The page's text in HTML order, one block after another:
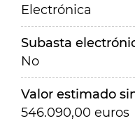
Electrónica
Subasta
No
Valor estimado
546.090,00 euros